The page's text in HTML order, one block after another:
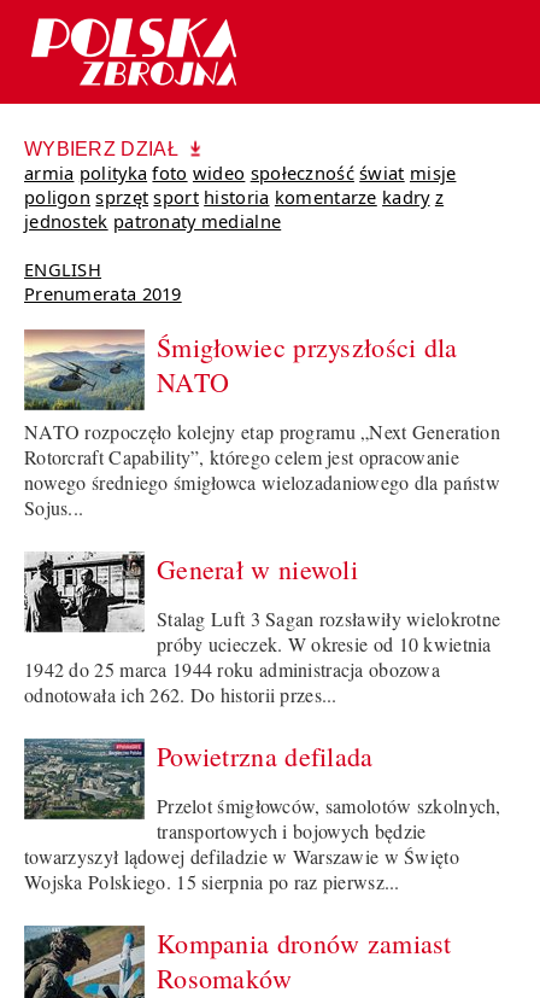
WYBIERZ DZIAŁ
armia polityka foto wideo społeczność świat misje
poligon sprzęt sport historia komentarze kadry z
jednostek patronaty medialne
ENGLISH
Prenumerata 2019
Śmigłowiec przyszłości dla
NATO
NATO rozpoczęło kolejny etap programu „Next Generation
Rotorcraft Capability”, którego celem jest opracowanie
nowego średniego śmigłowca wielozadaniowego dla państw
Sojus...
Generał w niewoli
Stalag Luft 3 Sagan rozsławiły wielokrotne
próby ucieczek. W okresie od 10 kwietnia
1942 do 25 marca 1944 roku administracja obozowa
odnotowała ich 262. Do historii przes...
Powietrzna defilada
Przelot śmigłowców, samolotów szkolnych,
transportowych i bojowych będzie
towarzyszył lądowej defiladzie w Warszawie w Święto
Wojska Polskiego. 15 sierpnia po raz pierwsz...
Kompania dronów zamiast
Rosomaków